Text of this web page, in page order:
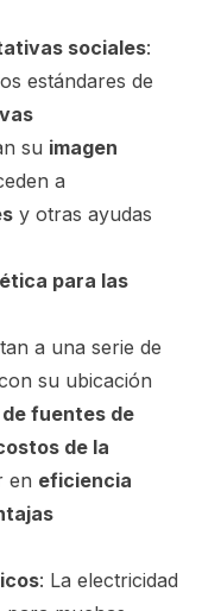
sociales:
estándares de
su imagen
a
y otras ayudas
para las
a una serie de
su ubicación
fuentes de
de la
en eficiencia
: La electricidad